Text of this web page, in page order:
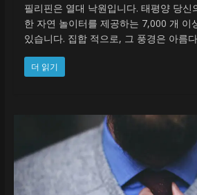
필리핀은 열대 낙원입니다. 태평양 당신
한 자연 놀이터를 제공하는 7,000 개 이
있습니다. 집합 적으로, 그 풍경은 아름
더 읽기